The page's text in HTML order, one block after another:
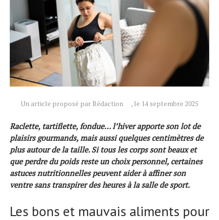
Un article proposé par Rédaction , le 14 septembre 2025
Raclette, tartiflette, fondue… l’hiver apporte son lot de
plaisirs gourmands, mais aussi quelques centimètres de
plus autour de la taille. Si tous les corps sont beaux et
que perdre du poids reste un choix personnel, certaines
astuces nutritionnelles peuvent aider à affiner son
ventre sans transpirer des heures à la salle de sport.
Les bons et mauvais aliments pour
Actualités
Technologies
Tests de produits
Conseils
Tous nos articles